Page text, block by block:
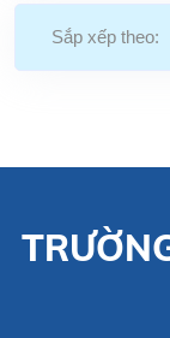
Sắp xếp theo: